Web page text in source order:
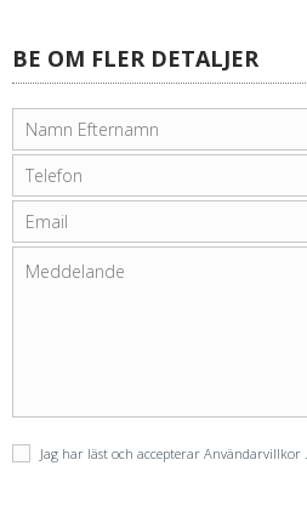
BE OM FLER DETALJER
Jag har läst och accepterar Användarvillkor .